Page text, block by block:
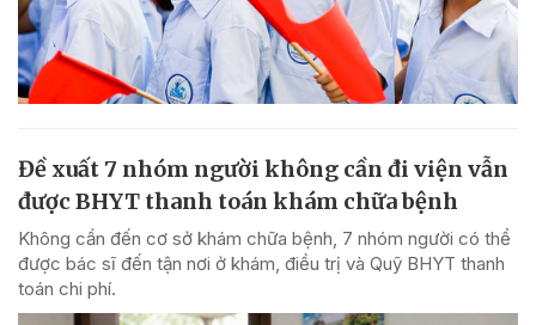
Đề xuất 7 nhóm người không cần đi viện vẫn
được BHYT thanh toán khám chữa bệnh
Không cần đến cơ sở khám chữa bệnh, 7 nhóm người có thể
được bác sĩ đến tận nơi ở khám, điều trị và Quỹ BHYT thanh
toán chi phí.